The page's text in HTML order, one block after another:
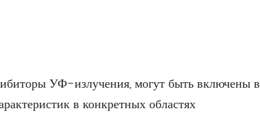
УФ-излучения, могут быть включены в
в конкретных областях